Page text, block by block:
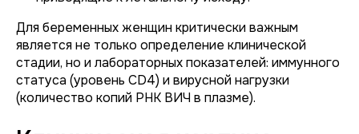
Для беременных женщин критически важным
является не только определение клинической
стадии, но и лабораторных показателей: иммунного
статуса (уровень CD4) и вирусной нагрузки
(количество копий РНК ВИЧ в плазме).